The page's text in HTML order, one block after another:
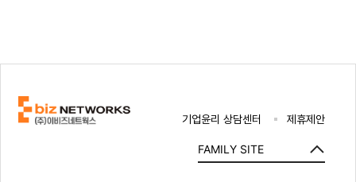
기업윤리 상담센터 제휴제안
FAMILY SITE